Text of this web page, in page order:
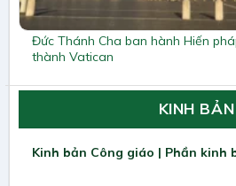
Đức Thánh Cha ban hành Hiến
thành Vatican
KINH BẢN
Kinh bản Công giáo | Phần kinh